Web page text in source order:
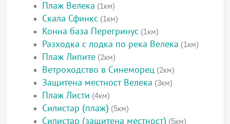
Плаж Велека (1км)
Скала Сфинкс (1км)
Конна база Перегринус (1км)
Разходка с лодка по река Велека (1км)
Плаж Липите (2км)
Ветроходство в Синеморец (2км)
Защитена местност Велека (3км)
Плаж Листи (4км)
Силистар (плаж) (5км)
Силистар (защитена местност) (5км)